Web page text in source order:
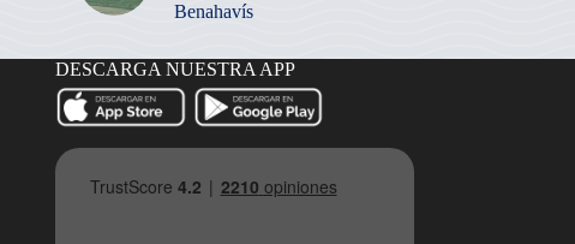
Benahavís
DESCARGA NUESTRA APP